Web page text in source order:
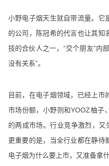
小野电子烟天生就自带流量。它
的公司，陈冠希的代言也让其知
技的合伙人之一，“交个朋友”内
没有关系”。
目前，在电子烟领域，已经上市
市场份额，小野则和YOOZ柚子
的两成市场。行业竞争激烈，又
更重要的是，当全行业都在静待
电子烟为什么要上市，又准备拿